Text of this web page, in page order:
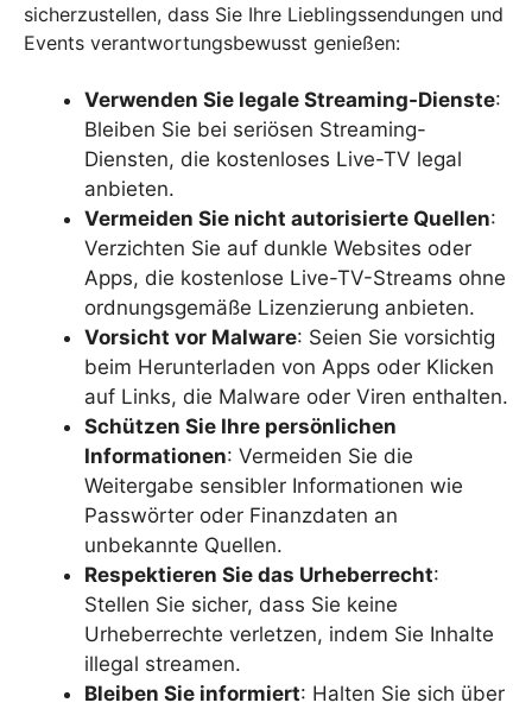
sicherzustellen, dass Sie Ihre Lieblingssendungen und
Events verantwortungsbewusst genießen:
Verwenden Sie legale Streaming-Dienste:
Bleiben Sie bei seriösen Streaming-
Diensten, die kostenloses Live-TV legal
anbieten.
Vermeiden Sie nicht autorisierte Quellen:
Verzichten Sie auf dunkle Websites oder
Apps, die kostenlose Live-TV-Streams ohne
ordnungsgemäße Lizenzierung anbieten.
Vorsicht vor Malware: Seien Sie vorsichtig
beim Herunterladen von Apps oder Klicken
auf Links, die Malware oder Viren enthalten.
Schützen Sie Ihre persönlichen
Informationen: Vermeiden Sie die
Weitergabe sensibler Informationen wie
Passwörter oder Finanzdaten an
unbekannte Quellen.
Respektieren Sie das Urheberrecht:
Stellen Sie sicher, dass Sie keine
Urheberrechte verletzen, indem Sie Inhalte
illegal streamen.
Bleiben Sie informiert: Halten Sie sich über